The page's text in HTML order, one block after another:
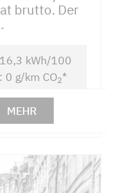
brutto. Der
kWh/100
0 g/km CO2*
MEHR